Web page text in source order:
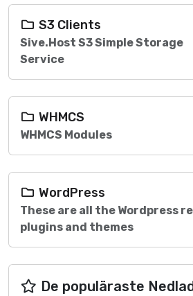
S3 Clients
Sive.Host S3 Simple Storage
Service
WHMCS
WHMCS Modules
WordPress
These are all the Wordpress
plugins and themes
De populäraste